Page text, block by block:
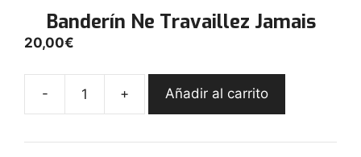
Banderín Ne Travaillez Jamais
20,00€
-
Banderín
Travaillez
+ Añadir al carrito